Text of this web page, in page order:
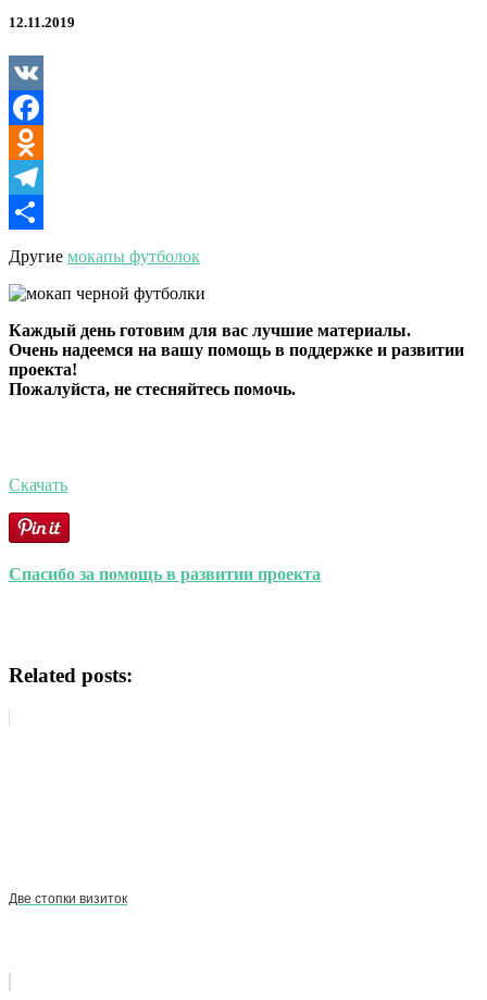
12.11.2019
VK
Facebook
Odnoklassniki
Telegram
Отправить
Другие мокапы футболок
Каждый день готовим для вас лучшие материалы.
Очень надеемся на вашу помощь в поддержке и развитии
проекта!
Пожалуйста, не стесняйтесь помочь.
Скачать
Спасибо за помощь в развитии проекта
Related posts:
Две стопки визиток